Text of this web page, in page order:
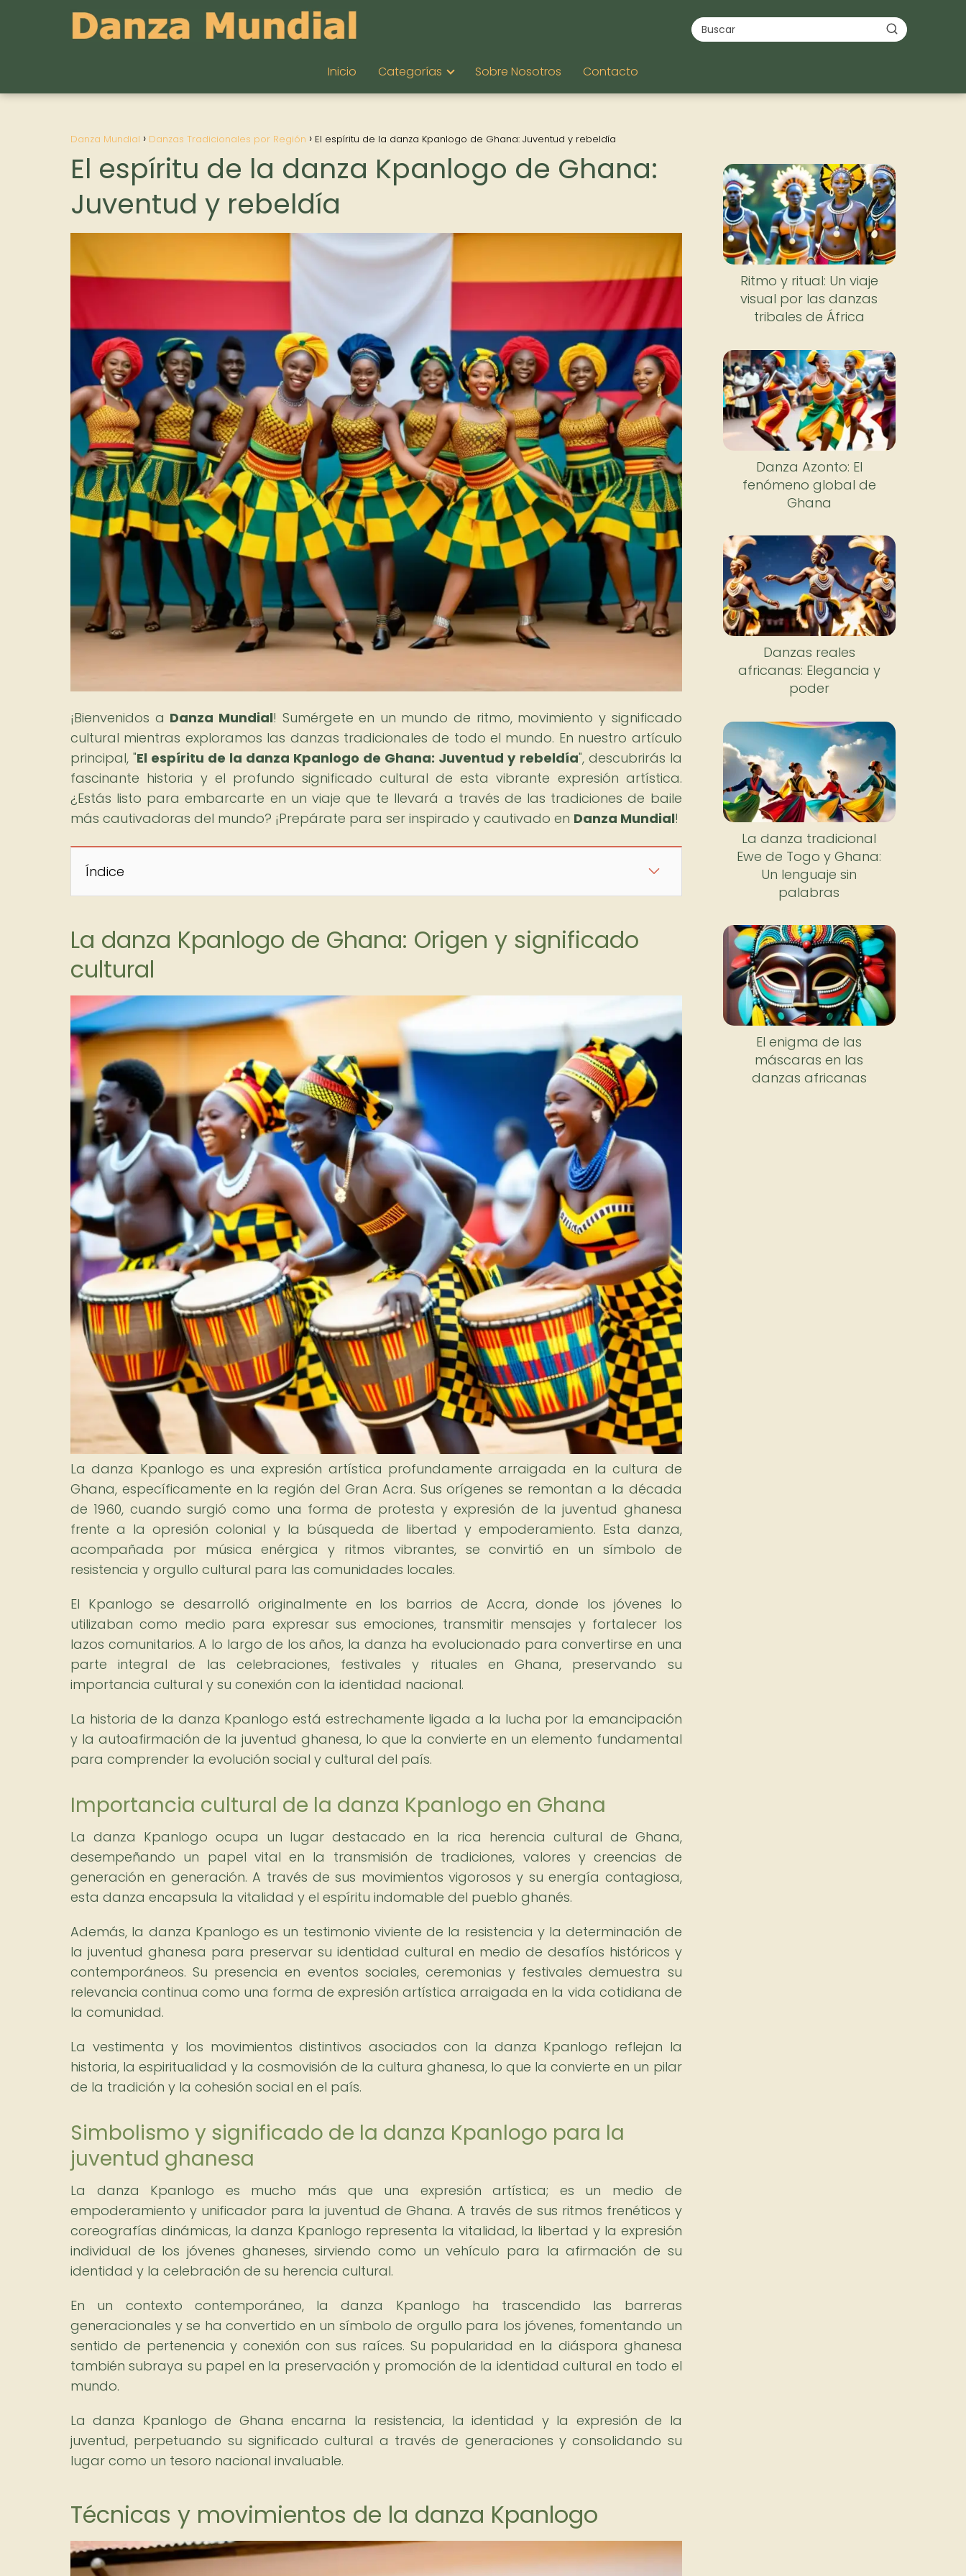
Inicio Categorías Sobre Nosotros Contacto
Danza Mundial Danzas Tradicionales por Región El espíritu de la danza Kpanlogo de Ghana: Juventud y rebeldía
El espíritu de la danza Kpanlogo de Ghana:
Juventud y rebeldía
¡Bienvenidos a Danza Mundial! Sumérgete en un mundo de ritmo, movimiento y significado
cultural mientras exploramos las danzas tradicionales de todo el mundo. En nuestro artículo
principal, "El espíritu de la danza Kpanlogo de Ghana: Juventud y rebeldía", descubrirás la
fascinante historia y el profundo significado cultural de esta vibrante expresión artística.
¿Estás listo para embarcarte en un viaje que te llevará a través de las tradiciones de baile
más cautivadoras del mundo? ¡Prepárate para ser inspirado y cautivado en Danza Mundial!
Índice
La danza Kpanlogo de Ghana: Origen y significado
cultural
La danza Kpanlogo es una expresión artística profundamente arraigada en la cultura de
Ghana, específicamente en la región del Gran Acra. Sus orígenes se remontan a la década
de 1960, cuando surgió como una forma de protesta y expresión de la juventud ghanesa
frente a la opresión colonial y la búsqueda de libertad y empoderamiento. Esta danza,
acompañada por música enérgica y ritmos vibrantes, se convirtió en un símbolo de
resistencia y orgullo cultural para las comunidades locales.
El Kpanlogo se desarrolló originalmente en los barrios de Accra, donde los jóvenes lo
utilizaban como medio para expresar sus emociones, transmitir mensajes y fortalecer los
lazos comunitarios. A lo largo de los años, la danza ha evolucionado para convertirse en una
parte integral de las celebraciones, festivales y rituales en Ghana, preservando su
importancia cultural y su conexión con la identidad nacional.
La historia de la danza Kpanlogo está estrechamente ligada a la lucha por la emancipación
y la autoafirmación de la juventud ghanesa, lo que la convierte en un elemento fundamental
para comprender la evolución social y cultural del país.
Importancia cultural de la danza Kpanlogo en Ghana
La danza Kpanlogo ocupa un lugar destacado en la rica herencia cultural de Ghana,
desempeñando un papel vital en la transmisión de tradiciones, valores y creencias de
generación en generación. A través de sus movimientos vigorosos y su energía contagiosa,
esta danza encapsula la vitalidad y el espíritu indomable del pueblo ghanés.
Además, la danza Kpanlogo es un testimonio viviente de la resistencia y la determinación de
la juventud ghanesa para preservar su identidad cultural en medio de desafíos históricos y
contemporáneos. Su presencia en eventos sociales, ceremonias y festivales demuestra su
relevancia continua como una forma de expresión artística arraigada en la vida cotidiana de
la comunidad.
La vestimenta y los movimientos distintivos asociados con la danza Kpanlogo reflejan la
historia, la espiritualidad y la cosmovisión de la cultura ghanesa, lo que la convierte en un pilar
de la tradición y la cohesión social en el país.
Simbolismo y significado de la danza Kpanlogo para la
juventud ghanesa
La danza Kpanlogo es mucho más que una expresión artística; es un medio de
empoderamiento y unificador para la juventud de Ghana. A través de sus ritmos frenéticos y
coreografías dinámicas, la danza Kpanlogo representa la vitalidad, la libertad y la expresión
individual de los jóvenes ghaneses, sirviendo como un vehículo para la afirmación de su
identidad y la celebración de su herencia cultural.
En un contexto contemporáneo, la danza Kpanlogo ha trascendido las barreras
generacionales y se ha convertido en un símbolo de orgullo para los jóvenes, fomentando un
sentido de pertenencia y conexión con sus raíces. Su popularidad en la diáspora ghanesa
también subraya su papel en la preservación y promoción de la identidad cultural en todo el
mundo.
La danza Kpanlogo de Ghana encarna la resistencia, la identidad y la expresión de la
juventud, perpetuando su significado cultural a través de generaciones y consolidando su
lugar como un tesoro nacional invaluable.
Técnicas y movimientos de la danza Kpanlogo
Nuevo
Ritmo y ritual: Un viaje
visual por las danzas
tribales de África
Danza Azonto: El
fenómeno global de
Ghana
Danzas reales
africanas: Elegancia y
poder
La danza tradicional
Ewe de Togo y Ghana:
Un lenguaje sin
palabras
El enigma de las
máscaras en las
danzas africanas